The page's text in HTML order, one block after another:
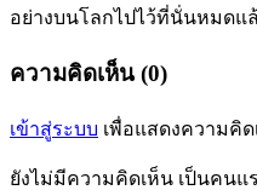
อย่างบนโลกไปไว้ที่นั่นหมดแ
ความคิดเห็น (0)
เข้าสู่ระบบ เพื่อแสดงความคิด
ยังไม่มีความคิดเห็น เป็นคน